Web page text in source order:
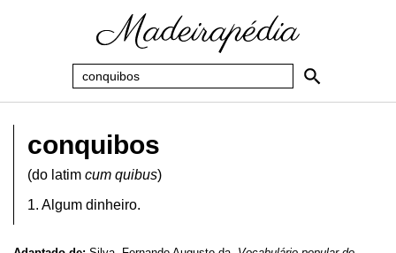
conquibos
(do latim cum quibus)
1. Algum dinheiro.